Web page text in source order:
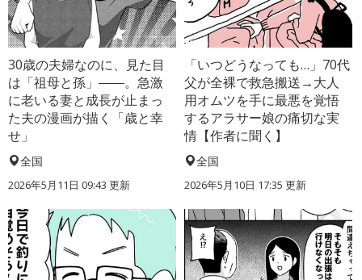
30歳の夫婦なのに、見た目
は「祖母と孫」――。急激
に老いる妻と成長が止まっ
た夫の漫画が描く「歳と幸
せ」
全国
2026年5月11日 09:43 更新
「いつどうなっても…」70代
父が全裸で救急搬送→大人
用オムツを手に最悪を覚悟
するアラサー娘の痛切な実
情【作者に聞く】
全国
2026年5月10日 17:35 更新